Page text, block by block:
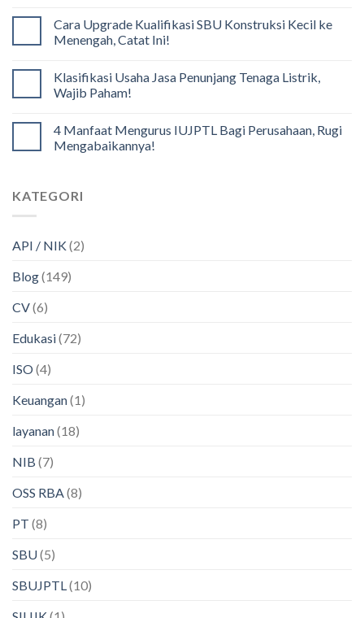
Cara Upgrade Kualifikasi SBU Konstruksi Kecil ke
Menengah, Catat Ini!
Klasifikasi Usaha Jasa Penunjang Tenaga Listrik,
Wajib Paham!
4 Manfaat Mengurus IUJPTL Bagi Perusahaan, Rugi
Mengabaikannya!
KATEGORI
API / NIK(2)
Blog(149)
CV(6)
Edukasi(72)
ISO(4)
Keuangan(1)
layanan(18)
NIB (7)
OSS RBA(8)
PT (8)
SBU(5)
SBUJPTL(10)